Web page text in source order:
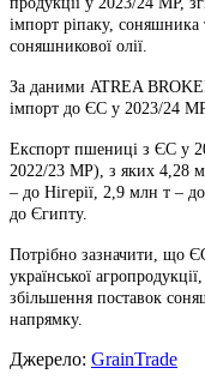
імпорт ріпаку,
соняшникової олії.
За даними ATREA
імпорт до ЄС у 2023/24
Експорт пшениці з ЄС у
2022/23 МР), з яких 4,28
– до Нігерії, 2,9 млн т –
до Єгипту.
Потрібно зазначити, що
української
збільшення поставок
напрямку.
Джерело: GrainTrade